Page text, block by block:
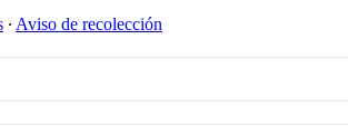
∙ Aviso de recolección